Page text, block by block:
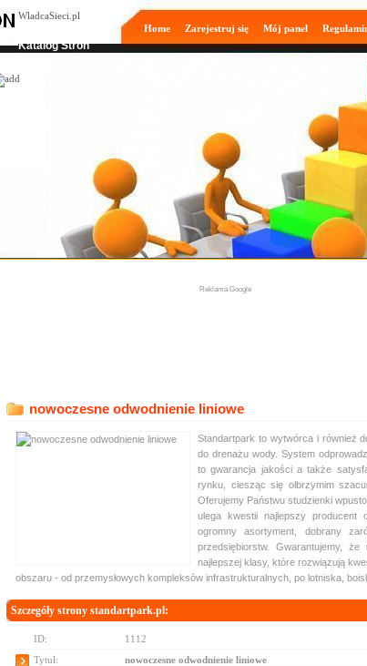
WladcaSieci.pl
Katalog Stron
Home Zarejestruj się Mój panel
Reklama Google
nowoczesne odwodnienie liniowe
Standartpark to wytwórca i również
do drenażu wody. System
to gwarancja jakości a także
rynku, ciesząc się olbrzymim
Oferujemy Państwu studzienki
ulega kwestii najlepszy producent
ogromny asortyment, dobrany
przedsiębiorstw. Gwarantujemy,
najlepszej klasy, które rozwiązują
obszaru - od przemysłowych kompleksów infrastrukturalnych, po lotniska,
Szczegóły strony standartpark.pl:
ID:
1112
Tytuł:
nowoczesne odwodnienie liniowe